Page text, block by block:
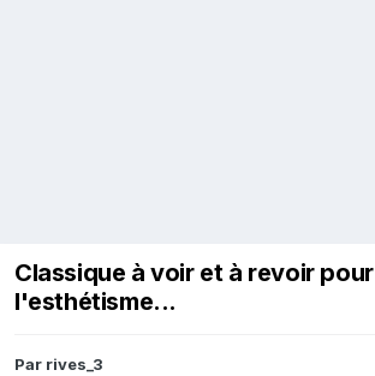
Classique à voir et à revoir pour
l'esthétisme...
Par rives_3